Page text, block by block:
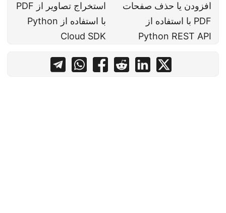
افزودن یا حذف صفحات
PDF با استفاده از
Python REST API
استخراج تصاویر از PDF
با استفاده از Python
Cloud SDK